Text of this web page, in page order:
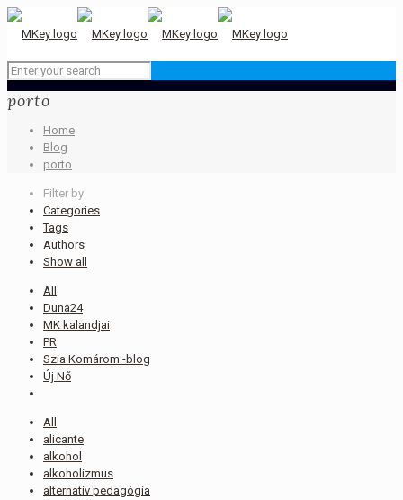
porto
Home
Blog
porto
Filter by
Categories
Tags
Authors
Show all
All
Duna24
MK kalandjai
PR
Szia Komárom -blog
Új Nő
All
alicante
alkohol
alkoholizmus
alternatív pedagógia